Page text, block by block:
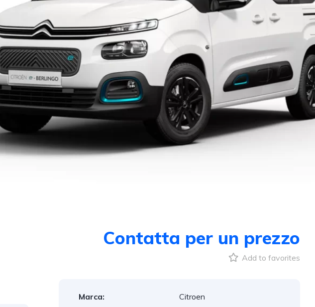
Contatta per un prezzo
Add to favorites
Marca:
Citroen